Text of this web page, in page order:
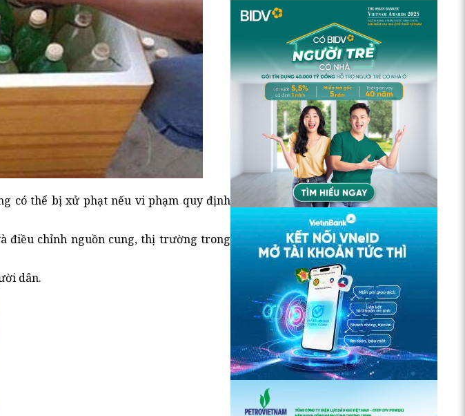
có thể bị xử phạt nếu vi phạm quy định
điều chỉnh nguồn cung, thị trường trong
dân.